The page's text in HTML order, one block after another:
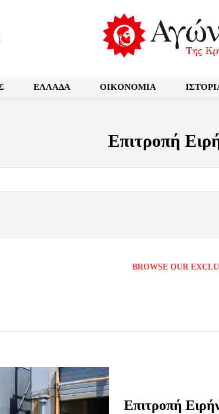
ΕΛΛΑΔΑ OIKONOMIA
Επιτροπή
BROWSE OUR
Επιτροπή